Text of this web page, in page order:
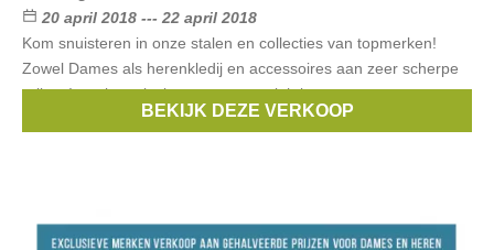
20 april 2018 --- 22 april 2018
Kom snuisteren in onze stalen en collecties van topmerken!
Zowel Dames als herenkledij en accessoires aan zeer scherpe
prijzen! merken als: boss, tommy, ralph lauren, ...
Ralph Lauren ,boss, Tommy Hilfiger
BEKIJK DEZE VERKOOP